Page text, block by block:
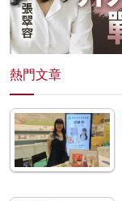
熱門文章